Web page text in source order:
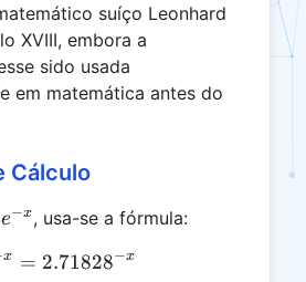
{n})^nsuíço Leonhard
XVIII, embora a
sido usada
em matemática antes do
Cálculo
e^{-
e−x, usa-se a fórmula:
e^{-x} = 2.71828^{-x}
x = 2.71828−x